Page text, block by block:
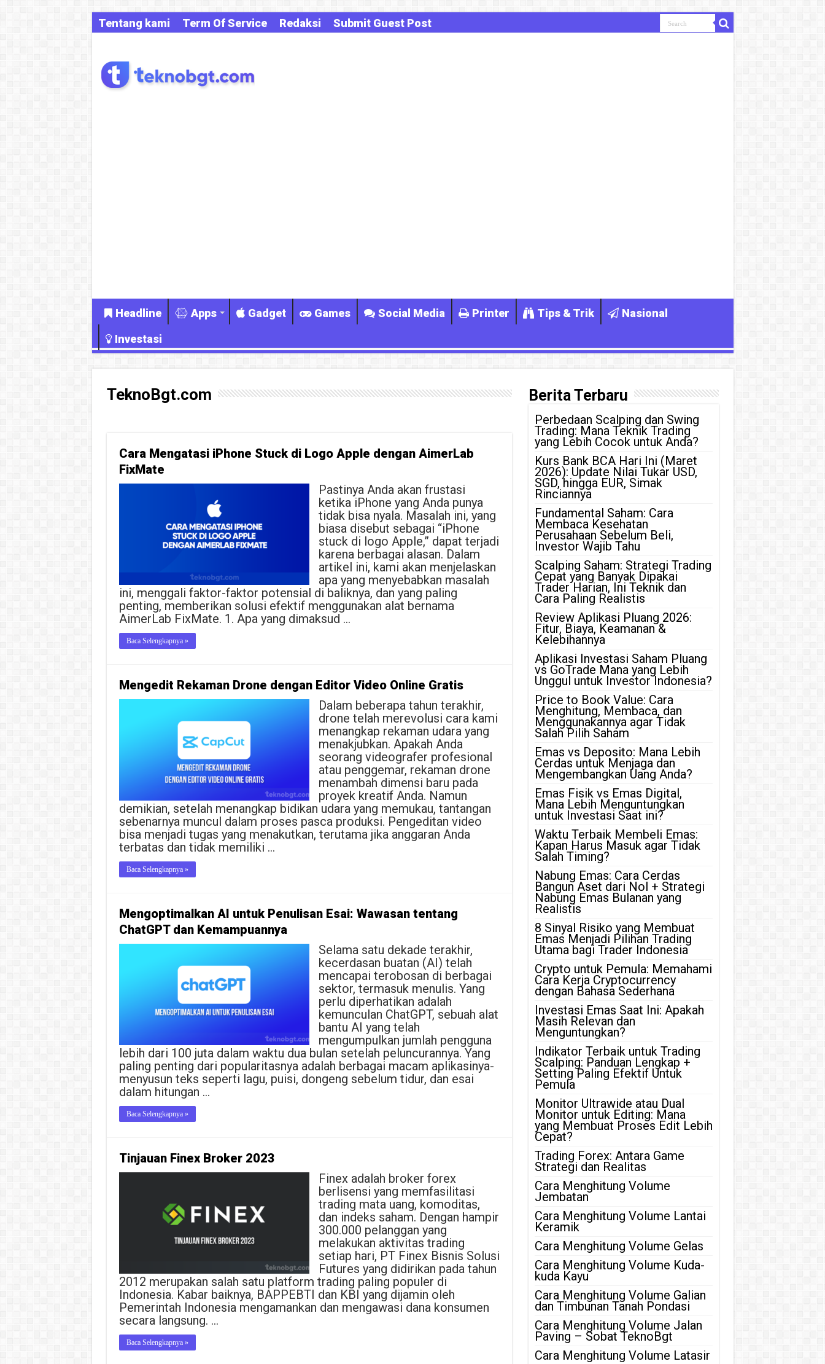
Tentang kami Term Of Service Redaksi Submit Guest Post
Headline Apps Gadget Games Social Media Printer Tips & Trik
Nasional
Investasi
TeknoBgt.com
Cara Mengatasi iPhone Stuck di Logo Apple dengan AimerLab
FixMate
Pastinya Anda akan frustasi
ketika iPhone yang Anda punya
tidak bisa nyala. Masalah ini, yang
biasa disebut sebagai “iPhone
stuck di logo Apple,” dapat terjadi
karena berbagai alasan. Dalam
artikel ini, kami akan menjelaskan
apa yang menyebabkan masalah
ini, menggali faktor-faktor potensial di baliknya, dan yang paling
penting, memberikan solusi efektif menggunakan alat bernama
AimerLab FixMate. 1. Apa yang dimaksud …
Baca Selengkapnya »
Mengedit Rekaman Drone dengan Editor Video Online Gratis
Dalam beberapa tahun terakhir,
drone telah merevolusi cara kami
menangkap rekaman udara yang
menakjubkan. Apakah Anda
seorang videografer profesional
atau penggemar, rekaman drone
menambah dimensi baru pada
proyek kreatif Anda. Namun
demikian, setelah menangkap bidikan udara yang memukau, tantangan
sebenarnya muncul dalam proses pasca produksi. Pengeditan video
bisa menjadi tugas yang menakutkan, terutama jika anggaran Anda
terbatas dan tidak memiliki …
Baca Selengkapnya »
Mengoptimalkan AI untuk Penulisan Esai: Wawasan tentang
ChatGPT dan Kemampuannya
Selama satu dekade terakhir,
kecerdasan buatan (AI) telah
mencapai terobosan di berbagai
sektor, termasuk menulis. Yang
perlu diperhatikan adalah
kemunculan ChatGPT, sebuah alat
bantu AI yang telah
mengumpulkan jumlah pengguna
lebih dari 100 juta dalam waktu dua bulan setelah peluncurannya. Yang
paling penting dari popularitasnya adalah berbagai macam aplikasinya-
menyusun teks seperti lagu, puisi, dongeng sebelum tidur, dan esai
dalam hitungan …
Baca Selengkapnya »
Tinjauan Finex Broker 2023
Finex adalah broker forex
berlisensi yang memfasilitasi
trading mata uang, komoditas,
dan indeks saham. Dengan hampir
300.000 pelanggan yang
melakukan aktivitas trading
setiap hari, PT Finex Bisnis Solusi
Futures yang didirikan pada tahun
2012 merupakan salah satu platform trading paling populer di
Indonesia. Kabar baiknya, BAPPEBTI dan KBI yang dijamin oleh
Pemerintah Indonesia mengamankan dan mengawasi dana konsumen
secara langsung. …
Baca Selengkapnya »
Berita Terbaru
Perbedaan Scalping dan Swing
Trading: Mana Teknik Trading
yang Lebih Cocok untuk Anda?
Kurs Bank BCA Hari Ini (Maret
2026): Update Nilai Tukar USD,
SGD, hingga EUR, Simak
Rinciannya
Fundamental Saham: Cara
Membaca Kesehatan
Perusahaan Sebelum Beli,
Investor Wajib Tahu
Scalping Saham: Strategi Trading
Cepat yang Banyak Dipakai
Trader Harian, Ini Teknik dan
Cara Paling Realistis
Review Aplikasi Pluang 2026:
Fitur, Biaya, Keamanan &
Kelebihannya
Aplikasi Investasi Saham Pluang
vs GoTrade Mana yang Lebih
Unggul untuk Investor Indonesia?
Price to Book Value: Cara
Menghitung, Membaca, dan
Menggunakannya agar Tidak
Salah Pilih Saham
Emas vs Deposito: Mana Lebih
Cerdas untuk Menjaga dan
Mengembangkan Uang Anda?
Emas Fisik vs Emas Digital,
Mana Lebih Menguntungkan
untuk Investasi Saat ini?
Waktu Terbaik Membeli Emas:
Kapan Harus Masuk agar Tidak
Salah Timing?
Nabung Emas: Cara Cerdas
Bangun Aset dari Nol + Strategi
Nabung Emas Bulanan yang
Realistis
8 Sinyal Risiko yang Membuat
Emas Menjadi Pilihan Trading
Utama bagi Trader Indonesia
Crypto untuk Pemula: Memahami
Cara Kerja Cryptocurrency
dengan Bahasa Sederhana
Investasi Emas Saat Ini: Apakah
Masih Relevan dan
Menguntungkan?
Indikator Terbaik untuk Trading
Scalping: Panduan Lengkap +
Setting Paling Efektif Untuk
Pemula
Monitor Ultrawide atau Dual
Monitor untuk Editing: Mana
yang Membuat Proses Edit Lebih
Cepat?
Trading Forex: Antara Game
Strategi dan Realitas
Cara Menghitung Volume
Jembatan
Cara Menghitung Volume Lantai
Keramik
Cara Menghitung Volume Gelas
Cara Menghitung Volume Kuda-
kuda Kayu
Cara Menghitung Volume Galian
dan Timbunan Tanah Pondasi
Cara Menghitung Volume Jalan
Paving – Sobat TeknoBgt
Cara Menghitung Volume Latasir